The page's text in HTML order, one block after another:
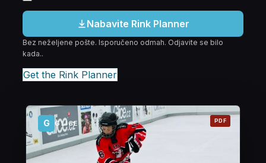
Nabavite Rink Planner
Bez neželjene pošte. Isporučeno odmah. Odjavite se bilo
kada..
Get the Rink Planner
G GLICE PDF